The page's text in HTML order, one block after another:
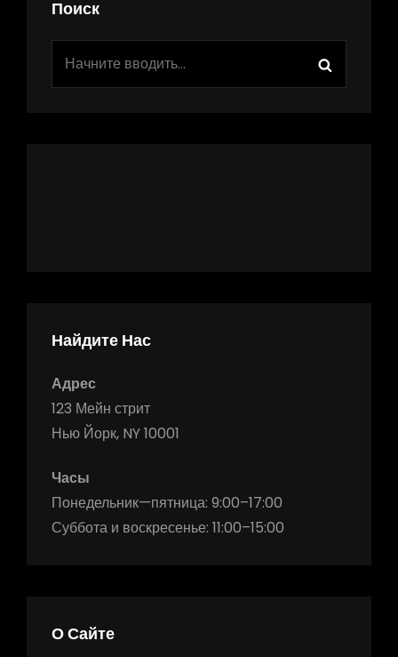
Поиск
Найдите Нас
Адрес
123 Мейн стрит
Нью Йорк, NY 10001
Часы
Понедельник—пятница: 9:00–17:00
Суббота и воскресенье: 11:00–15:00
О Сайте